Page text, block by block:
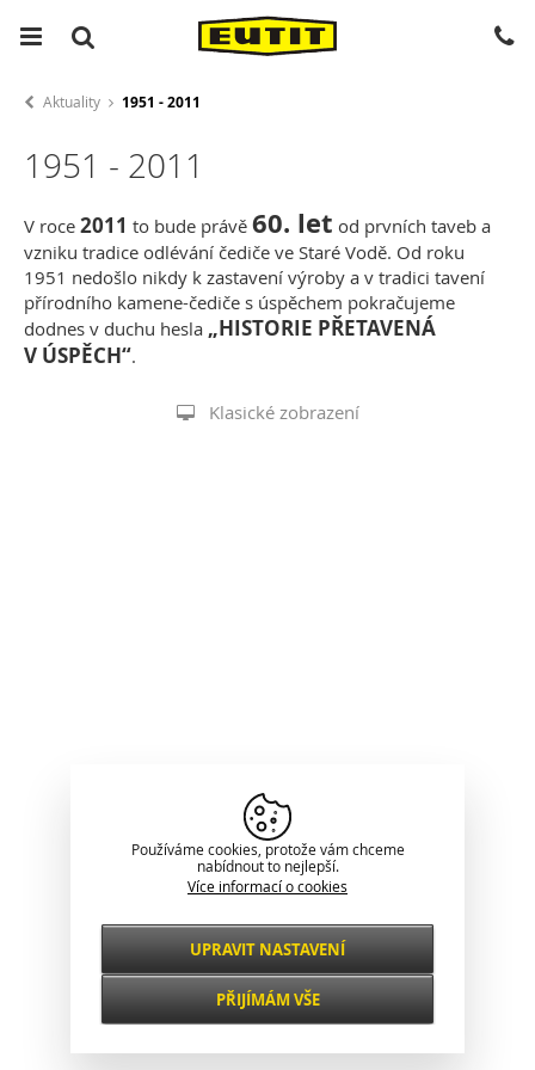
Aktuality 1951 - 2011
1951 - 2011
V roce 2011 to bude právě 60. let od prvních taveb a
vzniku tradice odlévání čediče ve Staré Vodě. Od roku
1951 nedošlo nikdy k zastavení výroby a v tradici tavení
přírodního kamene-čediče s úspěchem pokračujeme
dodnes v duchu hesla „HISTORIE PŘETAVENÁ
V ÚSPĚCH“.
Klasické zobrazení
Používáme cookies, protože vám chceme
nabídnout to nejlepší.
Více informací o cookies
Nezbytné
VŽDY AKTIVNÍ
Funkční a
UPRAVIT NASTAVENÍ
PŘIJÍMÁM VŠE